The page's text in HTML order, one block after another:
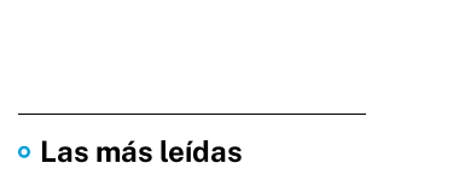
Las más leídas